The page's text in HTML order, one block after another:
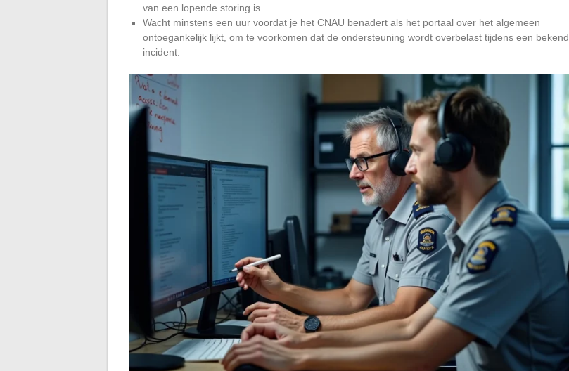
van een lopende storing is.
Wacht minstens een uur voordat je het CNAU benadert als het portaal over het algemeen
ontoegankelijk lijkt, om te voorkomen dat de ondersteuning wordt overbelast tijdens een bekend
incident.